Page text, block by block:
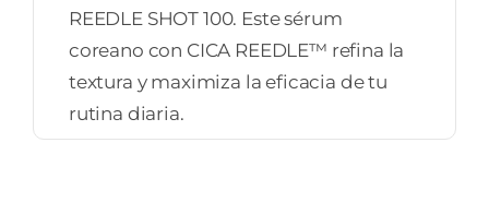
REEDLE SHOT 100. Este sérum
coreano con CICA REEDLE™ refina la
textura y maximiza la eficacia de tu
rutina diaria.